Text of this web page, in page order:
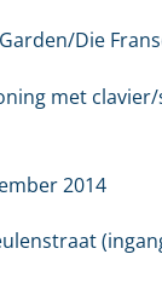
Die
met
2014